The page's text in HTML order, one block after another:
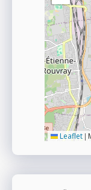
Leaflet |